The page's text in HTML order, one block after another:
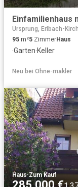
Einfamilienhaus
Ursprung, Erlbach-
95 m²5 ZimmerHaus
·Garten·Keller
Neu bei Ohne-makler
Haus·Zum Kauf